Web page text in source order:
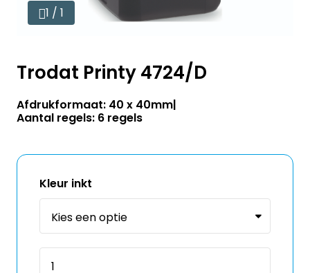
1 / 1
Trodat Printy 4724/D
Afdrukformaat: 40 x 40mm
Aantal regels: 6 regels
Kleur inkt